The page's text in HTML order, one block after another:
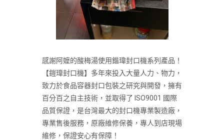
感謝阿嬤的酸梅湯使用鍇瑋封口機系列產品！
【鎧瑋封口機】多年來投入大量人力、物力，
致力於食品容器封口包裝之研究與開發，擁有
百分百之自主技術，並取得了 ISO9001 國際
品質保證，是台灣最大的封口機專業製造廠，
專業售後服務，原廠維修保養，專人到店現場
維修，保證安心有保障！